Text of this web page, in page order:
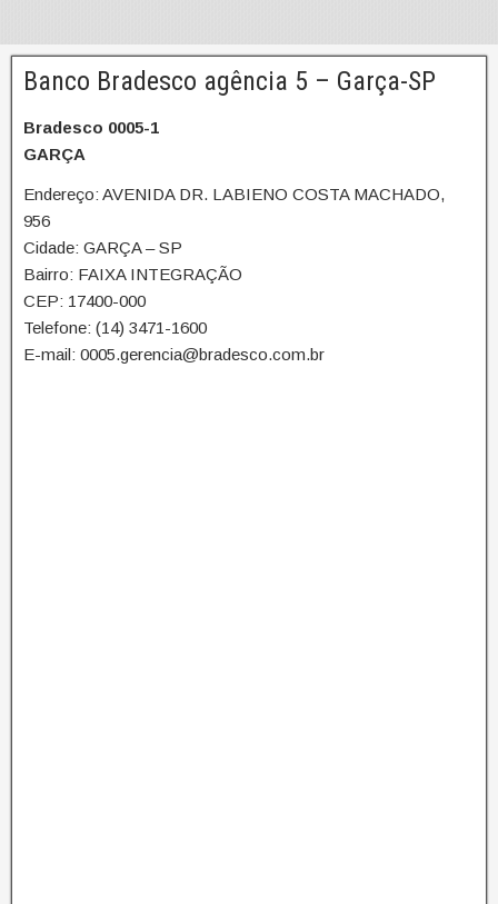
Banco Bradesco agência 5 – Garça-SP
Bradesco 0005-1
GARÇA
Endereço: AVENIDA DR. LABIENO COSTA MACHADO,
956
Cidade: GARÇA – SP
Bairro: FAIXA INTEGRAÇÃO
CEP: 17400-000
Telefone: (14) 3471-1600
E-mail: 0005.gerencia@bradesco.com.br